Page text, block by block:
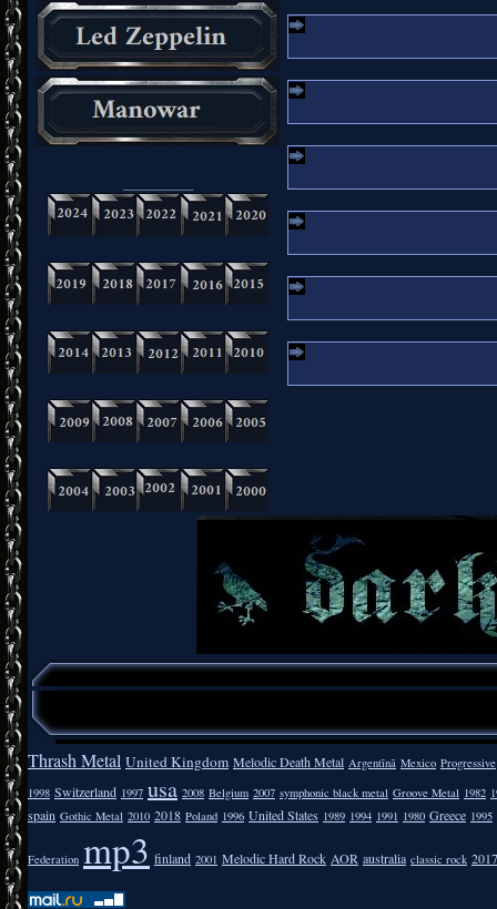
Thrash Metal United Kingdom Melodic Death Metal Argentīnā Mexico Progressive
1998 Switzerland 1997 usa 2008 Belgium 2007 symphonic black metal Groove Metal 1982
spain Gothic Metal 2010 2018 Poland 1996 United States 1989 1994 1991 1980 Greece 1995
Federation mp3 finland 2001 Melodic Hard Rock AOR australia classic rock 2017